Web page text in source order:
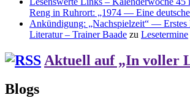
Reng in Ruhrort: „1974 — Eine
Ankündigung: „Nachspielzeit“ — Erstes
Literatur – Trainer Baade zu Lesetermine
Aktuell auf „In voller
Blogs